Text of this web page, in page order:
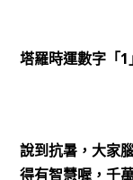
塔羅時運數字「1
說到抗暑，大家
得有智慧喔，千